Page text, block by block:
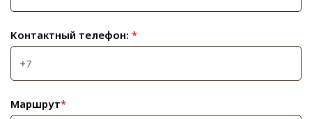
Контактный телефон: *
Маршрут*